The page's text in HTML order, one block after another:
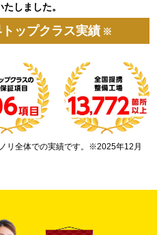
しました。
ップクラス実績 ※
リ全体での実績です。※2025年12月